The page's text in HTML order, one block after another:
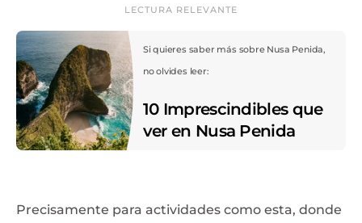
LECTURA RELEVANTE
Si quieres saber más sobre Nusa Penida,
no olvides leer:
10 Imprescindibles que
ver en Nusa Penida
Precisamente para actividades como esta, donde